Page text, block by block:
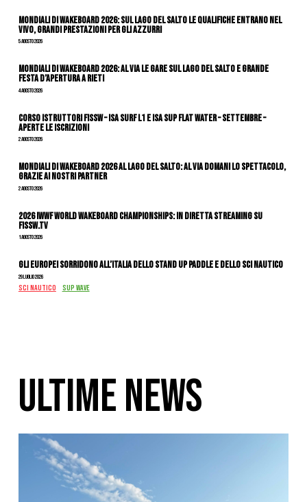
Mondiali di Wakeboard 2026: sul Lago del Salto le qualifiche entrano nel
vivo, grandi prestazioni per gli azzurri
5 Agosto 2026
Mondiali di Wakeboard 2026: al via le gare sul Lago del Salto e grande
festa d’apertura a Rieti
4 Agosto 2026
CORSO ISTRUTTORI FISSW – ISA SURF L1 e ISA SUP Flat Water – SETTEMBRE –
APERTE LE ISCRIZIONI
2 Agosto 2026
Mondiali di Wakeboard 2026 al Lago del Salto: al via domani lo spettacolo,
grazie ai nostri Partner
2 Agosto 2026
2026 IWWF WORLD WAKEBOARD CHAMPIONSHIPS: IN DIRETTA STREAMING SU
FISSW.TV
1 Agosto 2026
Gli Europei sorridono all’Italia dello stand up paddle e dello sci nautico
29 Luglio 2026
SCI NAUTICO SUP WAVE
ULTIME NEWS